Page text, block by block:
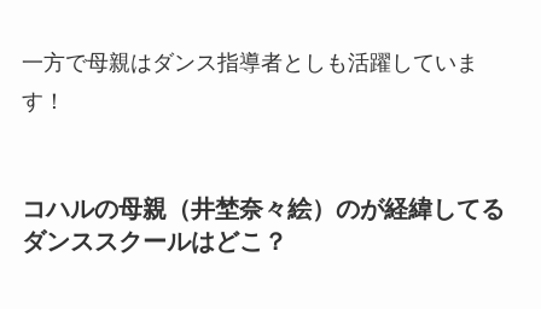
一方で母親はダンス指導者としも活躍していま
す！
コハルの母親（井埜奈々絵）のが経緯してる
ダンススクールはどこ？